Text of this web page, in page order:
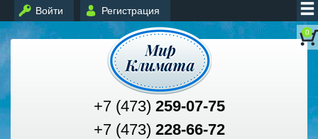
Войти Регистрация
0
+7 (473) 259-07-75
+7 (473) 228-66-72